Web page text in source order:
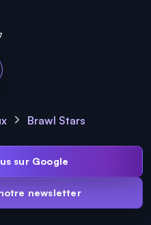
Brawl Stars
sur Google
newsletter